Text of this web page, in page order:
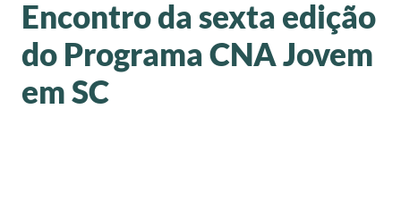
Encontro da sexta edição
do Programa CNA Jovem
em SC